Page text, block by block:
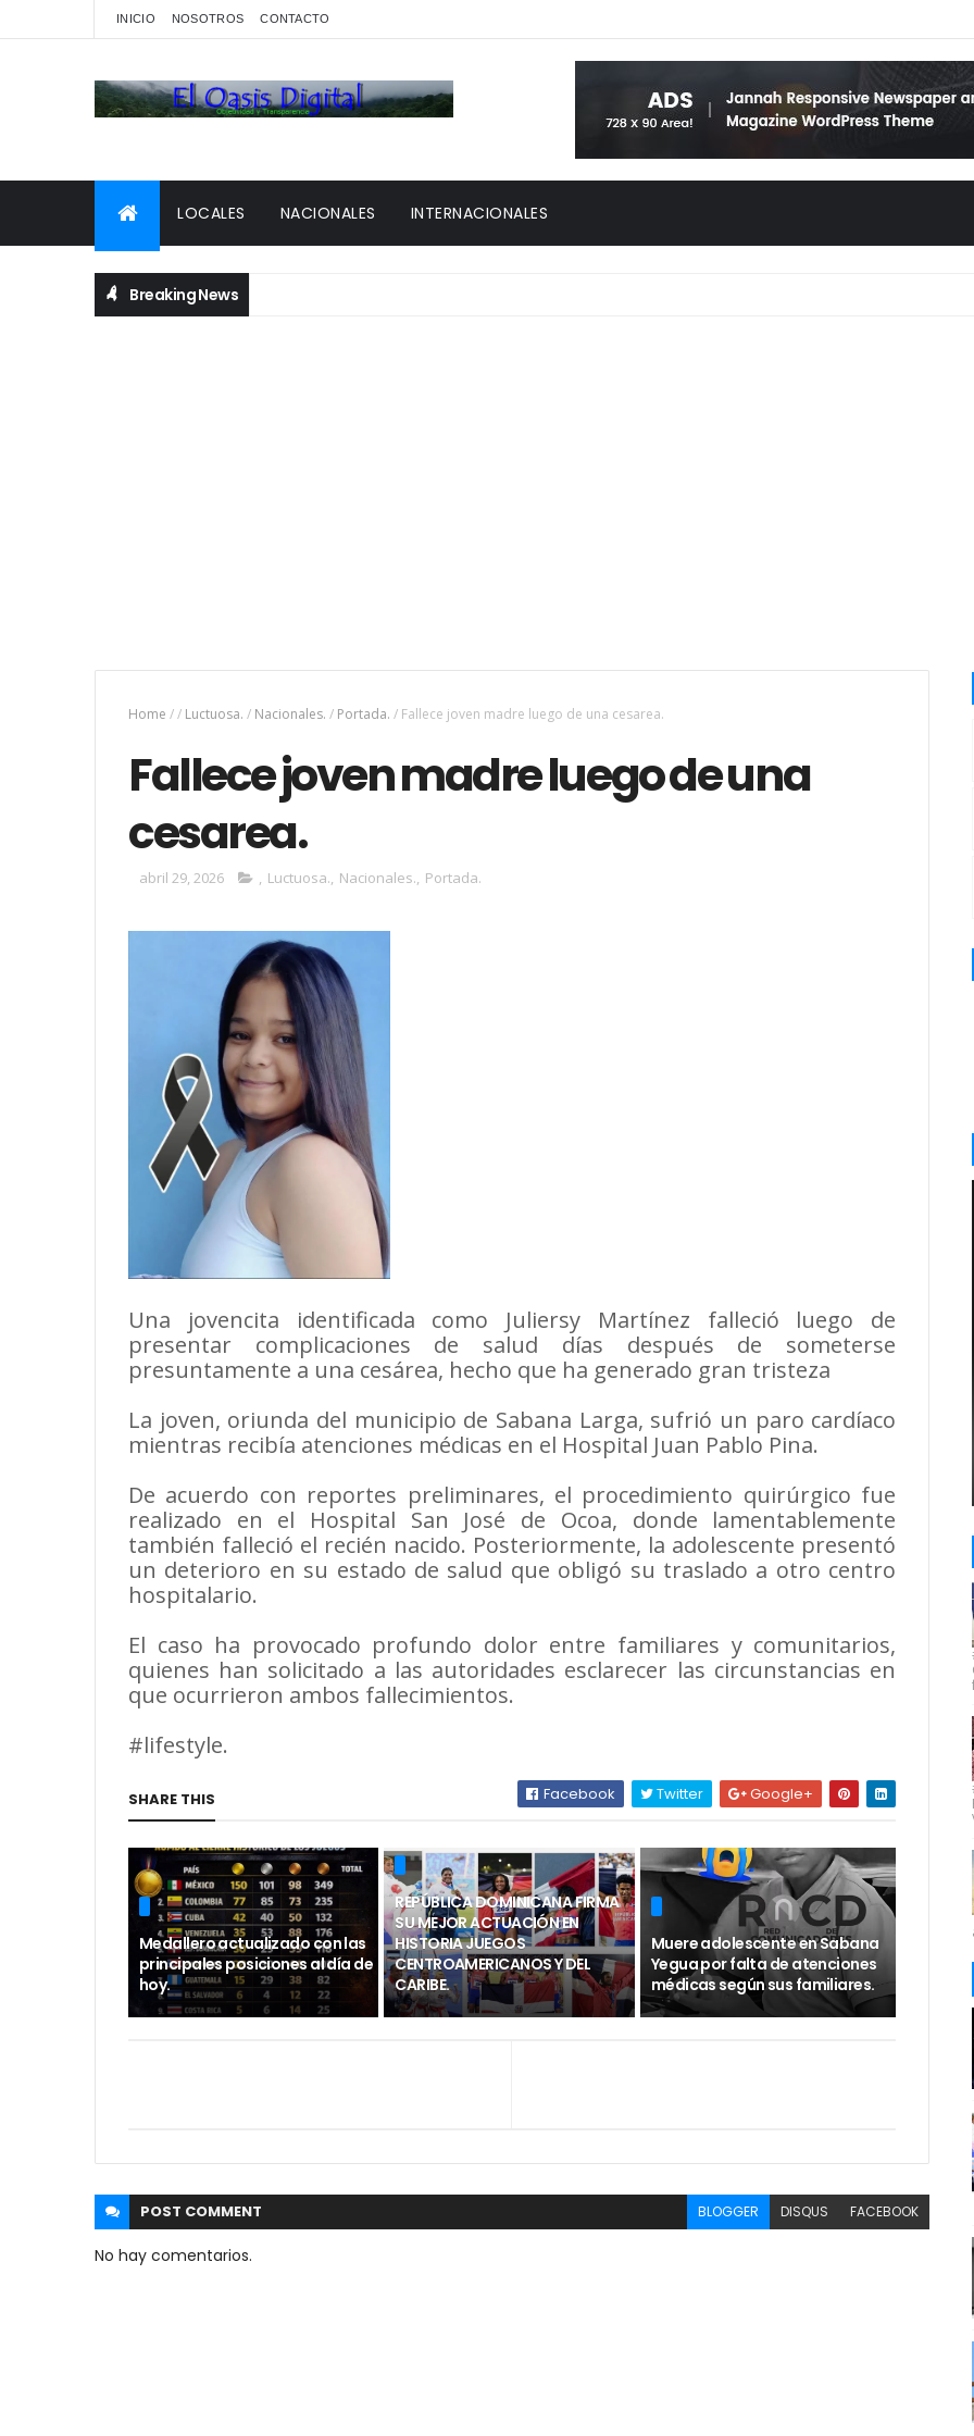
INICIO NOSOTROS CONTACTO
LOCALES NACIONALES INTERNACIONALES
Breaking News
Home // Luctuosa. / Nacionales. / Portada. / Fallece joven madre luego de una cesarea.
Fallece joven madre luego de una
cesarea.
abril 29, 2026 , Luctuosa., Nacionales., Portada.
Una jovencita identificada como Juliersy Martínez falleció luego de
presentar complicaciones de salud días después de someterse
presuntamente a una cesárea, hecho que ha generado gran tristeza
La joven, oriunda del municipio de Sabana Larga, sufrió un paro cardíaco
mientras recibía atenciones médicas en el Hospital Juan Pablo Pina.
De acuerdo con reportes preliminares, el procedimiento quirúrgico fue
realizado en el Hospital San José de Ocoa, donde lamentablemente
también falleció el recién nacido. Posteriormente, la adolescente presentó
un deterioro en su estado de salud que obligó su traslado a otro centro
hospitalario.
El caso ha provocado profundo dolor entre familiares y comunitarios,
quienes han solicitado a las autoridades esclarecer las circunstancias en
que ocurrieron ambos fallecimientos.
#lifestyle.
SHARE THIS Facebook Twitter Google+
Medallero actualizado con las
principales posiciones al día de
hoy.
REPÚBLICA DOMINICANA FIRMA
SU MEJOR ACTUACIÓN EN
HISTORIA JUEGOS
CENTROAMERICANOS Y DEL
CARIBE.
Muere adolescente en Sabana
Yegua por falta de atenciones
médicas según sus familiares.
POST COMMENT BLOGGER DISQUS FACEBOOK
No hay comentarios.